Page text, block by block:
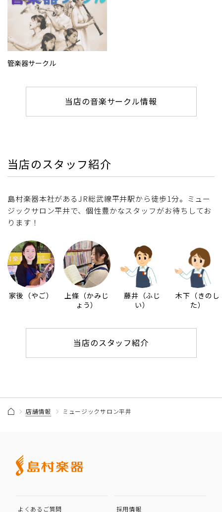
管楽器サークル
当店の音楽サークル情報
当店のスタッフ紹介
島村楽器本社があるJR総武線平井駅から徒歩1分。ミュー
ジックサロン平井で、個性豊かなスタッフがお待ちしてお
ります！
家後（やご）
上條（かみじ
ょう）
藤井（ふじ
い）
木下（きのし
た）
当店のスタッフ紹介
店舗情報 ミュージックサロン平井
よくあるご質問 採用情報